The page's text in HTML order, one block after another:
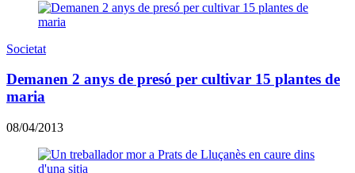
Societat
Demanen 2 anys de presó per cultivar 15 plantes de
maria
08/04/2013